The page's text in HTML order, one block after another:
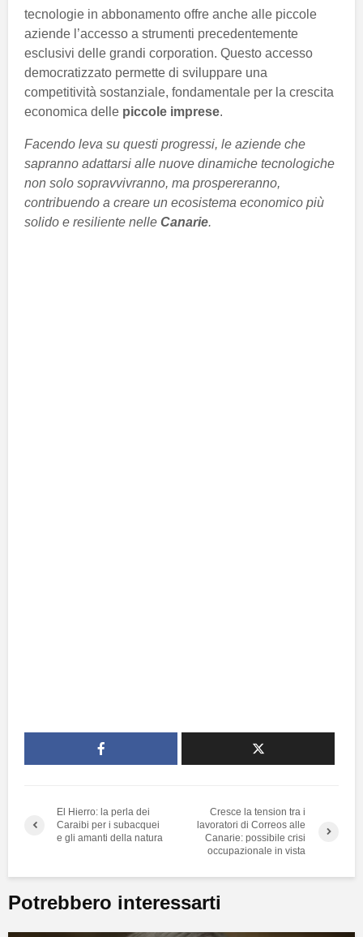
tecnologie in abbonamento offre anche alle piccole
aziende l’accesso a strumenti precedentemente
esclusivi delle grandi corporation. Questo accesso
democratizzato permette di sviluppare una
competitività sostanziale, fondamentale per la crescita
economica delle piccole imprese.
Facendo leva su questi progressi, le aziende che
sapranno adattarsi alle nuove dinamiche tecnologiche
non solo sopravvivranno, ma prospereranno,
contribuendo a creare un ecosistema economico più
solido e resiliente nelle Canarie.
El Hierro: la perla dei
Caraibi per i subacquei
e gli amanti della natura
Cresce la tension tra i
lavoratori di Correos alle
Canarie: possibile crisi
occupazionale in vista
Potrebbero interessarti